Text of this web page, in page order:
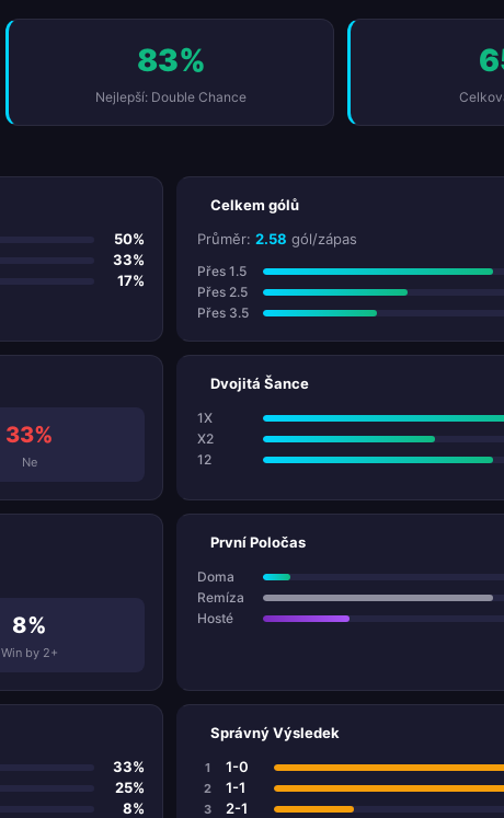
83%
Nejlepší: Double Chance
50%
33%
17%
Celkem gólů
Průměr: 2.58 gól/zápas
Přes 1.5
Přes 2.5
Přes 3.5
33%
Ne
Dvojitá Šance
1X
X2
12
8%
Win by 2+
První Poločas
Doma
Remíza
Hosté
33%
25%
8%
Správný Výsledek
1 1-0
2 1-1
3 2-1